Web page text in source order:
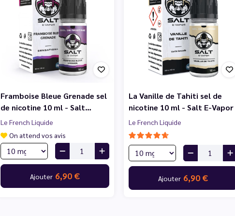
Framboise Bleue Grenade sel
de nicotine 10 ml - Salt…
Le French Liquide
On attend vos avis
Ajouter 6,90 €
La Vanille de Tahiti sel de
nicotine 10 ml - Salt E-Vapor
Le French Liquide
Ajouter 6,90 €